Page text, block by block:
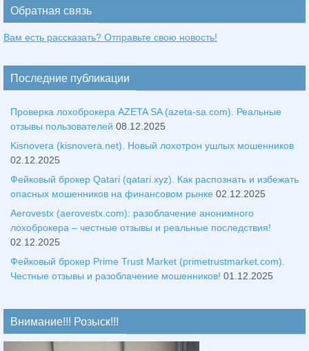
Обратная связь
Вам есть рассказать? Отправьте свою новость!
Последние публикации
Проверка лохоброкера AZETA SA (azeta-sa.com). Реальные
отзывы пользователей 08.12.2025
Kisnovera (kisnovera.net). Новый лохотрон ушлых мошенников
02.12.2025
Фейковый брокер Qatari (qatari.xyz). Как распознать и избежать
опасных мошенников на финансовом рынке 02.12.2025
Aerovestx (aerovestx.com): разоблачение анонимного
лохоброкера – честные отзывы и реальные последствия!
02.12.2025
Фейковый брокер Prime Trust Market (primetrustmarket.com).
Честные отзывы и разоблачение мошенников! 01.12.2025
Внимание!!! Розыск!!!